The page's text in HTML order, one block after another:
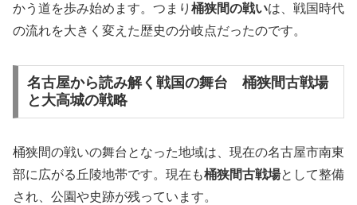
かう道を歩み始めます。つまり 桶狭間の戦いは、戦国時代
の流れを大きく変えた歴史の分岐点だったのです。
名古屋から読み解く戦国の舞台 桶狭間古戦場
と大高城の戦略
桶狭間の戦いの舞台となった地域は、現在の名古屋市南東
部に広がる丘陵地帯です。現在も桶狭間古戦場として整備
され、公園や史跡が残っています。